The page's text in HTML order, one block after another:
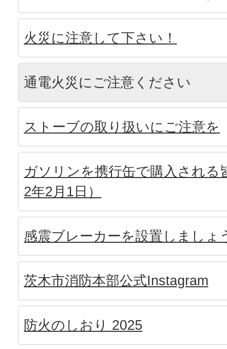
火災に注意して下さい！
通電火災にご注意ください
ストーブの取り扱いにご注意を
ガソリンを携行缶で購入される
2年2月1日）
感震ブレーカーを設置しましょ
茨木市消防本部公式Instagram
防火のしおり 2025